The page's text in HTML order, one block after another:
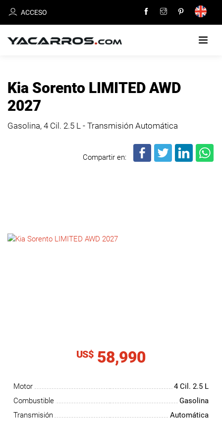
ACCESO
CARROS
EN
VENTA
Kia Sorento LIMITED AWD
2027
Gasolina, 4 Cil. 2.5 L - Transmisión Automática
Compartir en:
US$ 58,990
Motor 4 Cil. 2.5 L
Combustible
Gasolina
Transmisión
Automática